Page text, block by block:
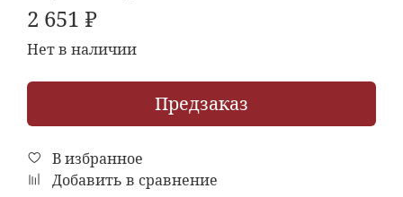
2 651 ₽
Нет в наличии
Предзаказ
В избранное
Добавить в сравнение